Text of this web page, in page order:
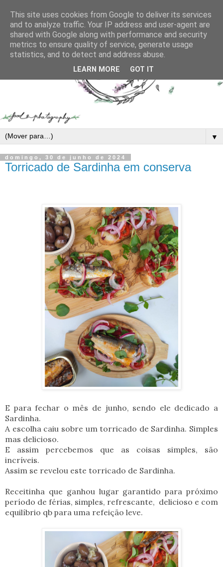
▼
domingo, 30 de junho de 2024
Torricado de Sardinha em conserva
E para fechar o mês de junho, sendo ele dedicado a
Sardinha.
A escolha caiu sobre um torricado de Sardinha. Simples
mas delicioso.
E assim percebemos que as coisas simples, são
incríveis.
Assim se revelou este torricado de Sardinha.
Receitinha que ganhou lugar garantido para próximo
período de férias, simples, refrescante, delicioso e com
equilíbrio qb para uma refeição leve.
This site uses cookies from Google to deliver its services
and to analyze traffic. Your IP address and user-agent are
shared with Google along with performance and security
metrics to ensure quality of service, generate usage
statistics, and to detect and address abuse.
LEARN MORE GOT IT